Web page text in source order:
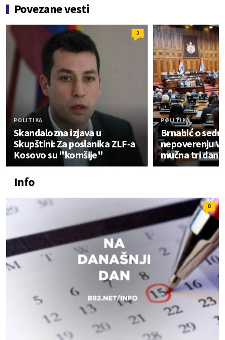
Povezane vesti
2
POLITIKA
Skandalozna izjava u
Skupštini: Za poslanika ZLF-a
Kosovo su "komšije"
POLITIKA
Brnabić o
nepoverenju
mučna tri
Info
0